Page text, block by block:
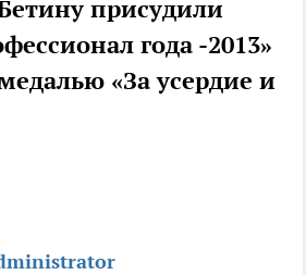
присудили
года -2013»
«За усердие и